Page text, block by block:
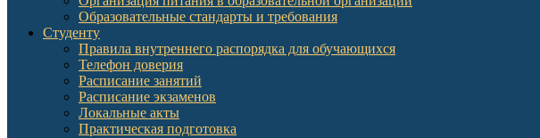
Образовательные стандарты и требования
Студенту
Правила внутреннего распорядка для обучающихся
Телефон доверия
Расписание занятий
Расписание экзаменов
Локальные акты
Практическая подготовка